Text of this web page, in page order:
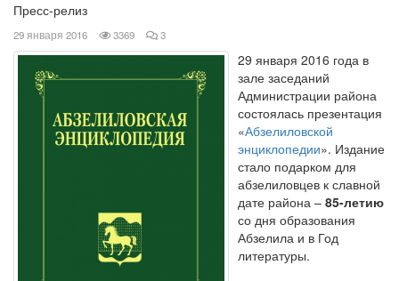
Пресс-релиз
29 января 2016 просмотров
3369 комментариев
3
29 января 2016 года в
зале заседаний
Администрации района
состоялась презентация
«Абзелиловской
энциклопедии». Издание
стало подарком для
абзелиловцев к славной
дате района – 85-летию
со дня образования
Абзелила и в Год
литературы.